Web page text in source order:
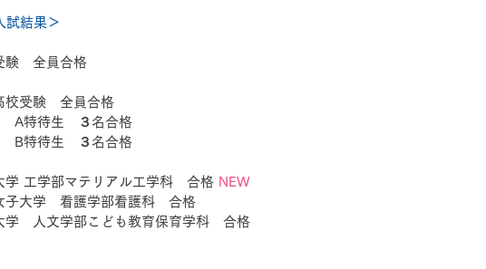
試結果＞
験　全員合格
校受験　全員合格
生　３名合格
生　３名合格
学 工学部マテリアル工学科　合格 NEW
子大学　看護学部看護科　合格
学　人文学部こども教育保育学科　合格